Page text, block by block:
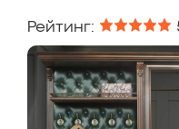
Рейтинг: